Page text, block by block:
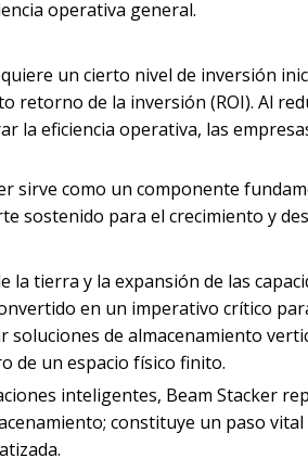
operativa general.
un cierto nivel de inversión
retorno de la inversión (ROI). Al
la eficiencia operativa, las
sirve como un componente
sostenido para el crecimiento y
tierra y la expansión de las
en un imperativo crítico
soluciones de almacenamiento
de un espacio físico finito.
inteligentes, Beam Stacker
constituye un paso vital